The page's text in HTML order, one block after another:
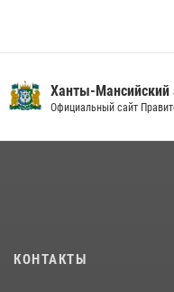
В Югре военнослужащие и
Ханты-Мансийский
Официальный сайт
КОНТАКТЫ